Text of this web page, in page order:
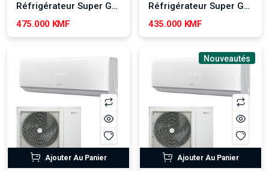
Réfrigérateur Super Général 300 L - SGR363ITI
475.000 KMF
Réfrigérateur Super Général 300 L - SGR 360I
435.000 KMF
Ajouter Au Panier
Nouveautés
Ajouter Au Panier